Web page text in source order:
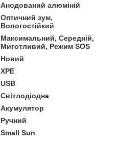
Анодований алюміній
Оптичний зум,
Вологостійкий
Максимальний, Середній,
Миготливий, Режим SOS
Новий
XPE
USB
Світлодіодна
Акумулятор
Ручний
Small Sun